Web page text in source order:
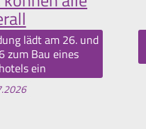
lädt am 26. und
zum Bau eines
ein